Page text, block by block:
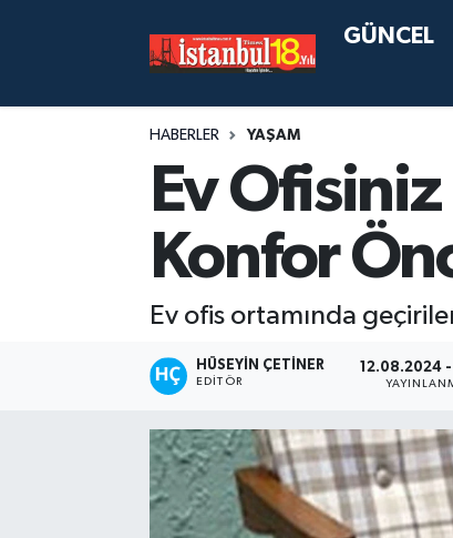
GÜNCEL
HABERLER YAŞAM
Ev
Konfor
Ev ofis ortamında
HÜSEYIN ÇETINER
EDITÖR
12.08.2024